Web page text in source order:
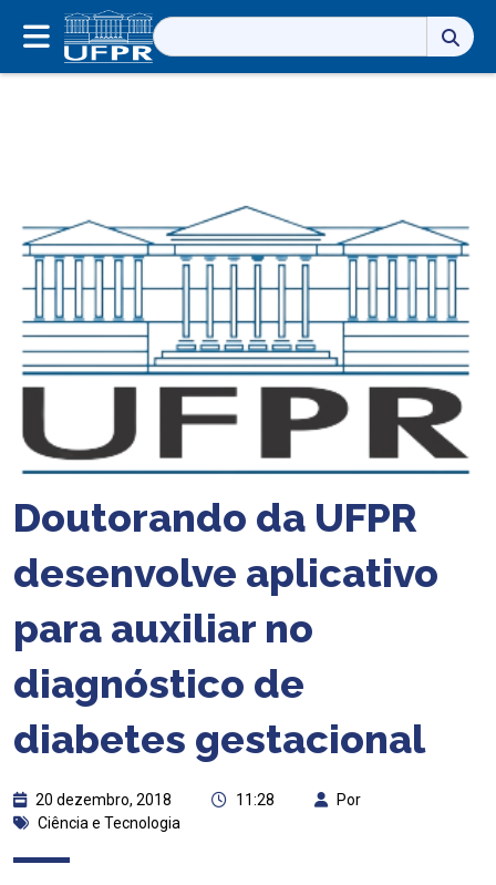
Pesquisar
por:
Doutorando da UFPR
desenvolve aplicativo
para auxiliar no
diagnóstico de
diabetes gestacional
20 dezembro, 2018 11:28
Por
Ciência e Tecnologia